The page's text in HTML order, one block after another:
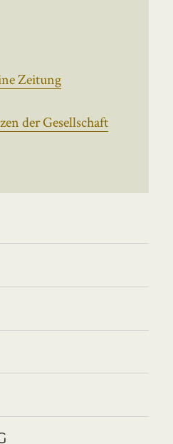
Zeitung
der Gesellschaft